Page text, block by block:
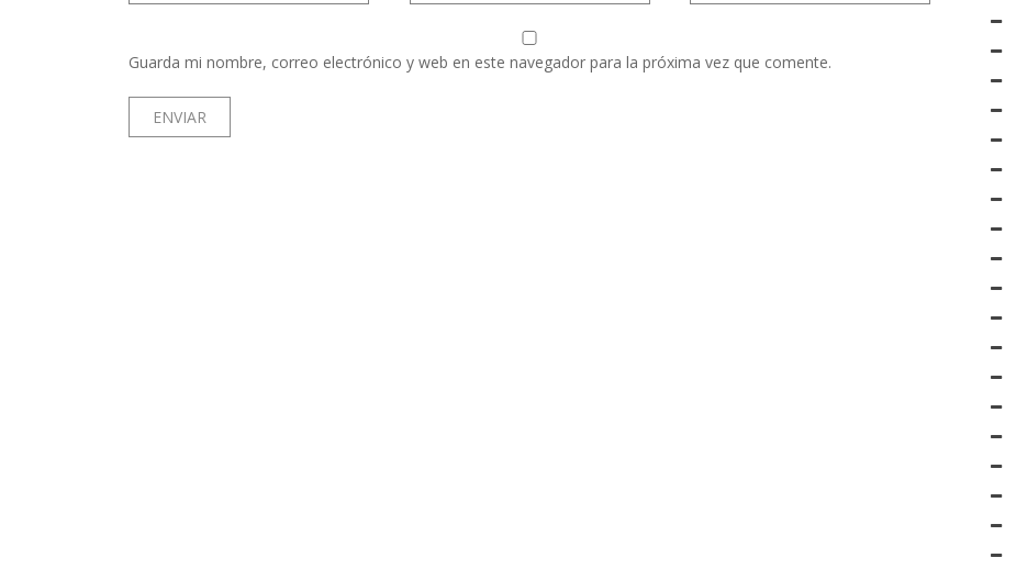
Guarda mi nombre, correo electrónico y web en este navegador para la próxima vez que comente.